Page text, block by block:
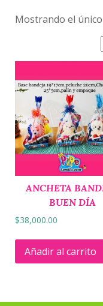
Mostrando el
ANCHETA
BUEN DÍA
$38,000.00
Añadir al carrito